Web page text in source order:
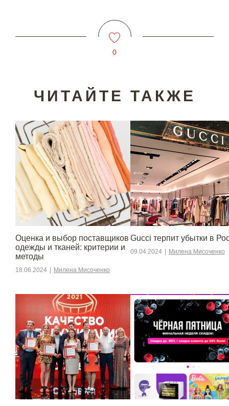
0
ЧИТАЙТЕ ТАКЖЕ
Оценка и выбор поставщиков
одежды и тканей: критерии и
методы
18.06.2024 | Милена Мисоченко
Gucci терпит убытки в
09.04.2024 | Милена Мисоченко